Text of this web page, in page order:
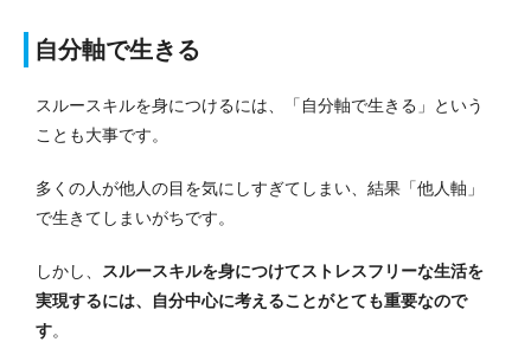
自分軸で生きる
スルースキルを身につけるには、「自分軸で生きる」という
ことも大事です。
多くの人が他人の目を気にしすぎてしまい、結果「他人軸」
で生きてしまいがちです。
しかし、 スルースキルを身につけてストレスフリーな生活を
実現するには、自分中心に考えることがとても重要なので
す。